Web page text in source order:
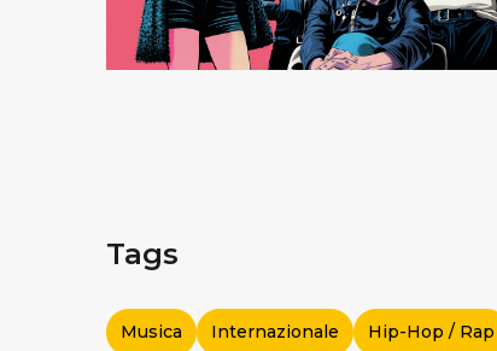
Tags
Musica Internazionale Hip-Hop / Rap